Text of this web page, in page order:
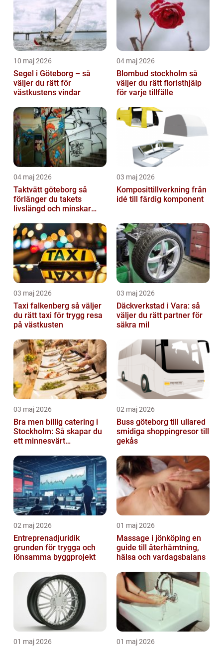
10 maj 2026
Segel i Göteborg – så
väljer du rätt för
västkustens vindar
04 maj 2026
Blombud stockholm så
väljer du rätt floristhjälp
för varje tillfälle
04 maj 2026
Taktvätt göteborg så
förlänger du takets
livslängd och minskar
03 maj 2026
Komposittillverkning från
idé till färdig komponent
03 maj 2026
Taxi falkenberg så väljer
du rätt taxi för trygg resa
på västkusten
03 maj 2026
Däckverkstad i Vara: så
väljer du rätt partner för
säkra mil
03 maj 2026
Bra men billig catering i
Stockholm: Så skapar du
ett minnesvärt
02 maj 2026
Buss göteborg till ullared
smidiga shoppingresor till
gekås
02 maj 2026
Entreprenadjuridik
grunden för trygga och
lönsamma byggprojekt
01 maj 2026
Massage i jönköping en
guide till återhämtning,
hälsa och vardagsbalans
01 maj 2026 01 maj 2026